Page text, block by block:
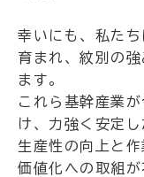
幸いにも、私た
育まれ、紋別の
ます。
これら基幹産業
け、力強く安定
生産性の向上と
価値化への取組